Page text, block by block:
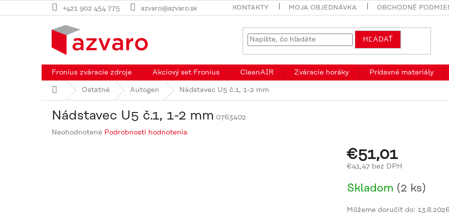
na
+421 902 454 775 azvaro@azvaro.sk KONTAKTY MOJA OBJEDNÁVKA OBCHODNÉ
HĽADAŤ
Fronius zváracie zdroje Akciový set Fronius CleanAIR Zváracie horáky Prídavné materiály
DomovOstatné Autogen Nádstavec U5 č.1, 1-2 mm
Nádstavec U5 č.1, 1-2 mm 0763402
Priemerné
Neohodnotené Podrobnosti hodnotenia
€51,01
€41,47 bez DPH
cena:
Skladom (2 ks)
Môžeme doručiť do: 13.8.2026